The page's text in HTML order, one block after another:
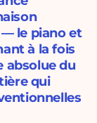
le piano et
à la fois
absolue du
qui